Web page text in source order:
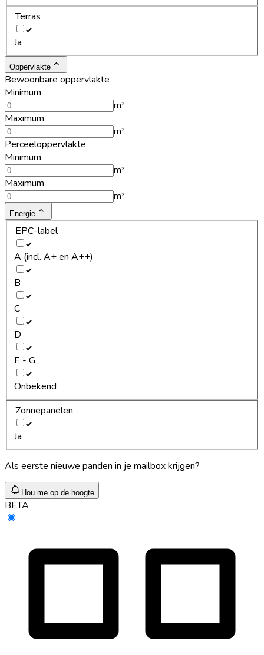
Terras
Ja
Oppervlakte
Bewoonbare oppervlakte
Minimum
m²
Maximum
m²
Perceeloppervlakte
Minimum
m²
Maximum
m²
Energie
EPC-label
A (incl. A+ en A++)
B
C
D
E - G
Onbekend
Zonnepanelen
Ja
Als eerste nieuwe panden in je mailbox krijgen?
Hou me op de hoogte
BETA